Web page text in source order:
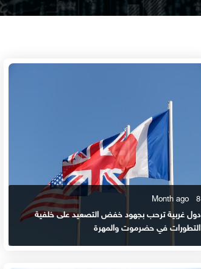
8 Month ago
دول غربية ترحب بجهود خفض التصعيد على خلفية
التطورات في حضرموت والمهرة